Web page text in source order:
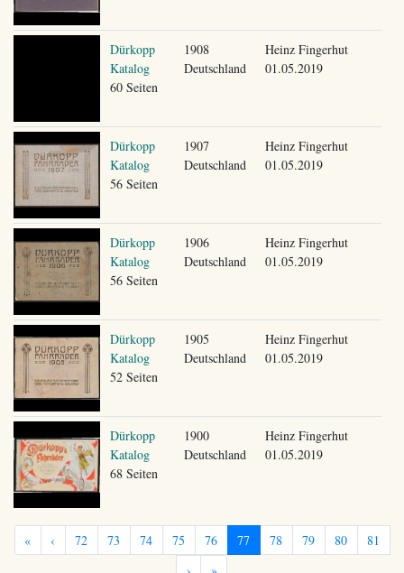
Dürkopp
Katalog
60 Seiten
1908
Deutschland
Heinz Fingerhut
01.05.2019
Dürkopp
Katalog
56 Seiten
1907
Deutschland
Heinz Fingerhut
01.05.2019
Dürkopp
Katalog
56 Seiten
1906
Deutschland
Heinz Fingerhut
01.05.2019
Dürkopp
Katalog
52 Seiten
1905
Deutschland
Heinz Fingerhut
01.05.2019
Dürkopp
Katalog
68 Seiten
1900
Deutschland
Heinz Fingerhut
01.05.2019
« ‹ 72 73 74 75 76 77 78 79 80
81
›
»